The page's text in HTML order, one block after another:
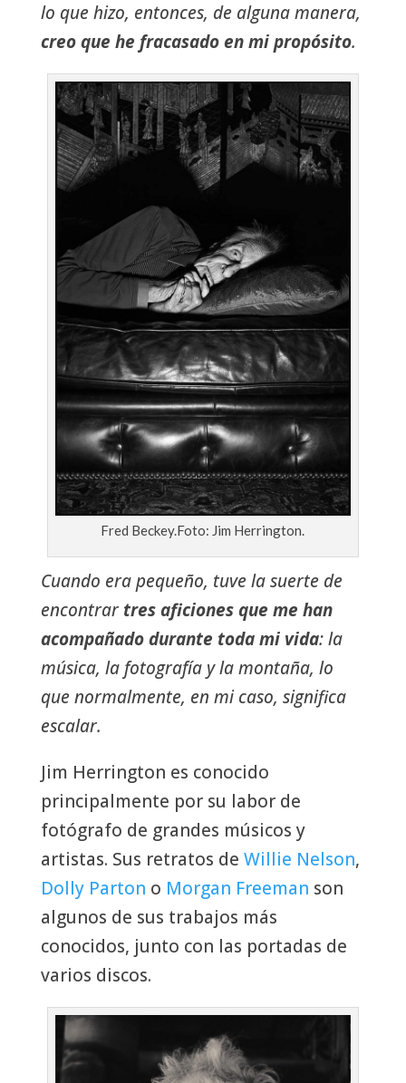
lo que hizo, entonces, de alguna manera,
creo que he fracasado en mi propósito.
Fred Beckey.Foto: Jim Herrington.
Cuando era pequeño, tuve la suerte de
encontrar tres aficiones que me han
acompañado durante toda mi vida: la
música, la fotografía y la montaña, lo
que normalmente, en mi caso, significa
escalar.
Jim Herrington es conocido
principalmente por su labor de
fotógrafo de grandes músicos y
artistas. Sus retratos de Willie Nelson,
Dolly Parton o Morgan Freeman son
algunos de sus trabajos más
conocidos, junto con las portadas de
varios discos.